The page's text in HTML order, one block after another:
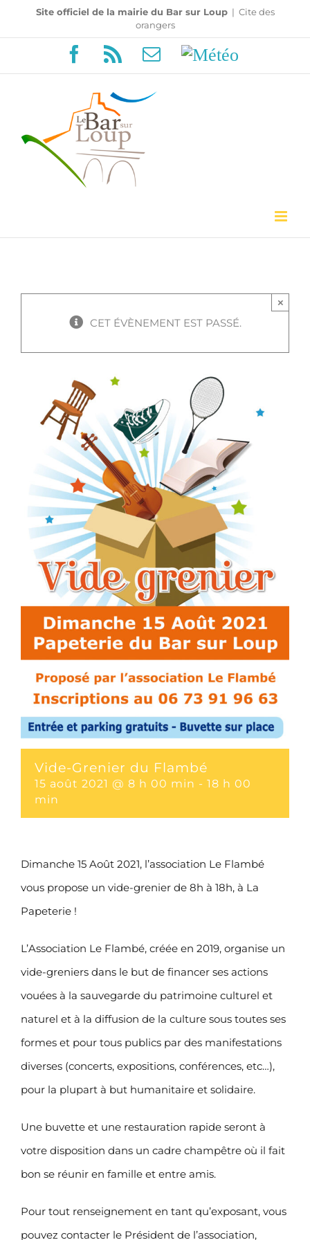
au
Site officiel de la mairie du Bar sur Loup | Cite des
orangers
Facebook
Rss EmailMétéo
CET ÉVÈNEMENT EST PASSÉ.
×
Vide-Grenier du Flambé
15 août 2021 @ 8 h 00 min - 18 h 00
min
Dimanche 15 Août 2021, l’association Le Flambé
vous propose un vide-grenier de 8h à 18h, à La
Papeterie !
L’Association Le Flambé, créée en 2019, organise un
vide-greniers dans le but de financer ses actions
vouées à la sauvegarde du patrimoine culturel et
naturel et à la diffusion de la culture sous toutes ses
formes et pour tous publics par des manifestations
diverses (concerts, expositions, conférences, etc…),
pour la plupart à but humanitaire et solidaire.
Une buvette et une restauration rapide seront à
votre disposition dans un cadre champêtre où il fait
bon se réunir en famille et entre amis.
Pour tout renseignement en tant qu’exposant, vous
pouvez contacter le Président de l’association,